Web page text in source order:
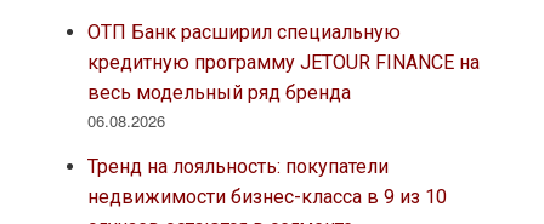
ОТП Банк расширил специальную
кредитную программу JETOUR FINANCE на
весь модельный ряд бренда
06.08.2026
Тренд на лояльность: покупатели
недвижимости бизнес-класса в 9 из 10